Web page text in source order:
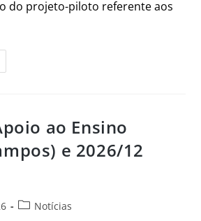
do projeto-piloto referente aos
ao Ensino
e 2026/12
Notícias